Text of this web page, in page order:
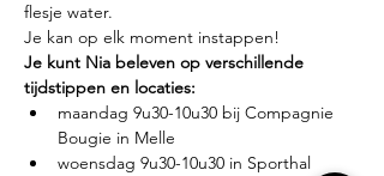
flesje water.
Je kan op elk moment instappen!
Je kunt Nia beleven op verschillende
tijdstippen en locaties:
maandag 9u30-10u30 bij Compagnie
Bougie in Melle
woensdag 9u30-10u30 in Sporthal